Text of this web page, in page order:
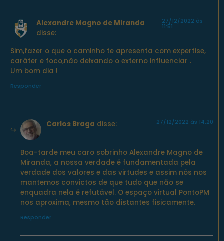
Alexandre Magno de Miranda
disse:
27/12/2022 às
11:51
Sim,fazer o que o caminho te apresenta com expertise,
caráter e foco,não deixando o externo influenciar .
Um bom dia !
Responder
Carlos Braga disse: 27/12/2022 às 14:20
Boa-tarde meu caro sobrinho Alexandre Magno de
Miranda, a nossa verdade é fundamentada pela
verdade dos valores e das virtudes e assim nós nos
mantemos convictos de que tudo que não se
enquadra nela é refutável. O espaço virtual PontoPM
nos aproxima, mesmo tão distantes fisicamente.
Responder